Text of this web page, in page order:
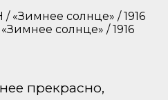
солнце» / 1916
прекрасно,